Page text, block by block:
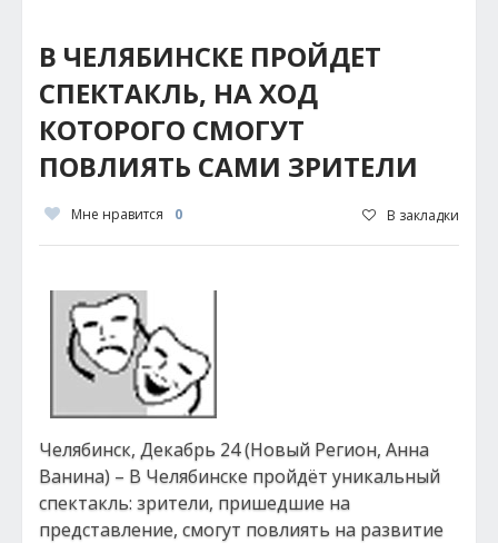
В ЧЕЛЯБИНСКЕ ПРОЙДЕТ
СПЕКТАКЛЬ, НА ХОД
КОТОРОГО СМОГУТ
ПОВЛИЯТЬ САМИ ЗРИТЕЛИ
Мне нравится 0 В закладки
Челябинск, Декабрь 24 (Новый Регион, Анна
Ванина) – В Челябинске пройдёт уникальный
спектакль: зрители, пришедшие на
представление, смогут повлиять на развитие